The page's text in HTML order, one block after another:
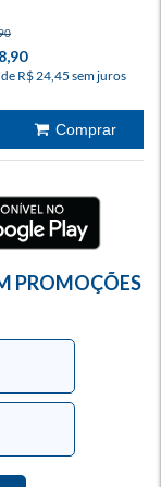
R$ 24,45 sem juros
PROMOÇÕES